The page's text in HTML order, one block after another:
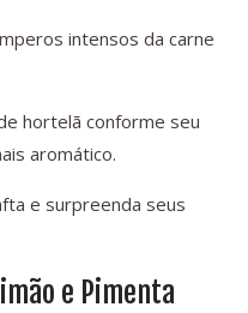
intensos da carne
hortelã conforme seu
aromático.
e surpreenda seus
e Pimenta